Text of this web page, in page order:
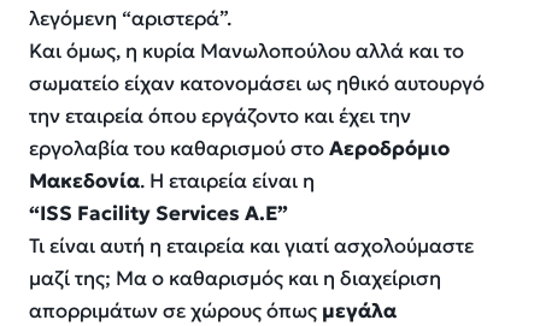
λεγόμενη “αριστερά”.
Και όμως, η κυρία Μανωλοπούλου αλλά και το
σωματείο είχαν κατονομάσει ως ηθικό αυτουργό
την εταιρεία όπουεργάζοντο και έχει την
εργολαβία του καθαρισμού στοΑεροδρόμιο
Μακεδονία. Η εταιρεία είναι η
“ISS Facility Services Α.Ε”
Τι είναι αυτή η εταιρεία και γιατί ασχολούμαστε
μαζί της; Μα ο καθαρισμός και η διαχείριση
απορριμάτων σε χώρους όπως μεγάλα